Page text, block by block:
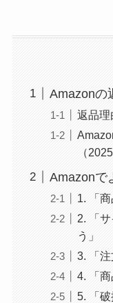
Amazonの
返品理
（
Amazonで
1. 「
2. 「
う」
3. 「注
4. 「商
5. 「破